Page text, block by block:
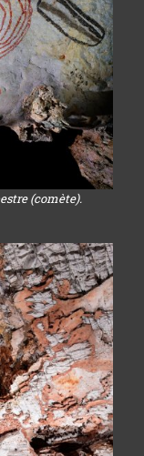
(comète).